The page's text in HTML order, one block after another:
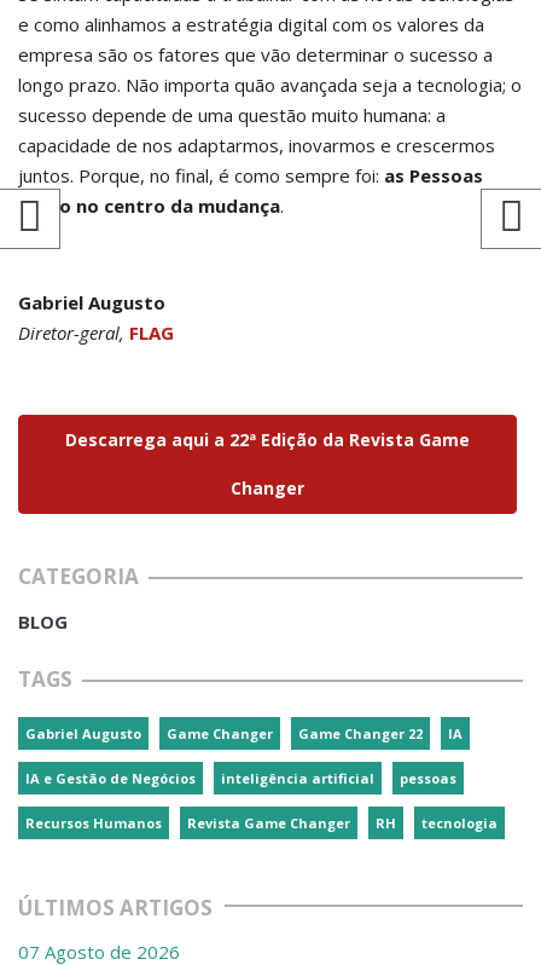
e como alinhamos a estratégia digital com os valores da
empresa são os fatores que vão determinar o sucesso a
longo prazo. Não importa quão avançada seja a tecnologia; o
sucesso depende de uma questão muito humana: a
capacidade de nos adaptarmos, inovarmos e crescermos
juntos. Porque, no final, é como sempre foi: as Pessoas
estão no centro da mudança.
Gabriel Augusto
Diretor-geral, FLAG
Descarrega aqui a 22ª Edição da Revista Game
Changer
CATEGORIA
BLOG
TAGS
Gabriel Augusto Game Changer Game Changer 22 IA
IA e Gestão de Negócios inteligência artificial pessoas
Recursos Humanos Revista Game Changer RH tecnologia
ÚLTIMOS ARTIGOS
07 Agosto de 2026